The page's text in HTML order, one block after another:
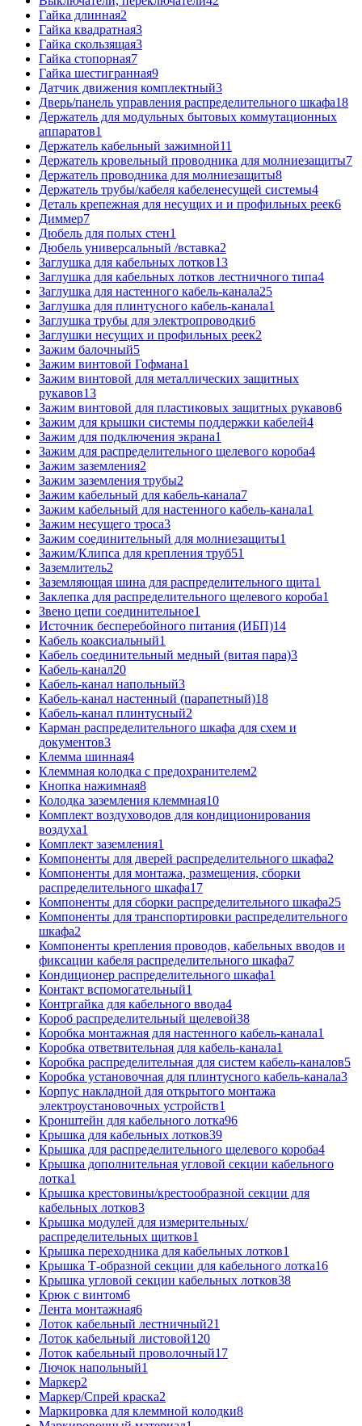
Гайка длинная2
Гайка квадратная3
Гайка скользящая3
Гайка стопорная7
Гайка шестигранная9
Датчик движения комплектный3
Дверь/панель управления распределительного шкафа18
Держатель для модульных бытовых коммутационных
аппаратов1
Держатель кабельный зажимной11
Держатель кровельный проводника для молниезащиты7
Держатель проводника для молниезащиты8
Держатель трубы/кабеля кабеленесущей системы4
Деталь крепежная для несущих и и профильных реек6
Диммер7
Дюбель для полых стен1
Дюбель универсальный /вставка2
Заглушка для кабельных лотков13
Заглушка для кабельных лотков лестничного типа4
Заглушка для настенного кабель-канала25
Заглушка для плинтусного кабель-канала1
Заглушка трубы для электропроводки6
Заглушки несущих и профильных реек2
Зажим балочный5
Зажим винтовой Гофмана1
Зажим винтовой для металлических защитных
рукавов13
Зажим винтовой для пластиковых защитных рукавов6
Зажим для крышки системы поддержки кабелей4
Зажим для подключения экрана1
Зажим для распределительного щелевого короба4
Зажим заземления2
Зажим заземления трубы2
Зажим кабельный для кабель-канала7
Зажим кабельный для настенного кабель-канала1
Зажим несущего троса3
Зажим соединительный для молниезащиты1
Зажим/Клипса для крепления труб51
Заземлитель2
Заземляющая шина для распределительного щита1
Заклепка для распределительного щелевого короба1
Звено цепи соединительное1
Источник бесперебойного питания (ИБП)14
Кабель коаксиальный1
Кабель соединительный медный (витая пара)3
Кабель-канал20
Кабель-канал напольный3
Кабель-канал настенный (парапетный)18
Кабель-канал плинтусный2
Карман распределительного шкафа для схем и
документов3
Клемма шинная4
Клеммная колодка с предохранителем2
Кнопка нажимная8
Колодка заземления клеммная10
Комплект воздуховодов для кондиционирования
воздуха1
Комплект заземления1
Компоненты для дверей распределительного шкафа2
Компоненты для монтажа, размещения, сборки
распределительного шкафа17
Компоненты для сборки распределительного шкафа25
Компоненты для транспортировки распределительного
шкафа2
Компоненты крепления проводов, кабельных вводов и
фиксации кабеля распределительного шкафа7
Кондиционер распределительного шкафа1
Контакт вспомогательный1
Контргайка для кабельного ввода4
Короб распределительный щелевой38
Коробка монтажная для настенного кабель-канала1
Коробка ответвительная для кабель-канала1
Коробка распределительная для систем кабель-каналов5
Коробка установочная для плинтусного кабель-канала3
Корпус накладной для открытого монтажа
электроустановочных устройств1
Кронштейн для кабельного лотка96
Крышка для кабельных лотков39
Крышка для распределительного щелевого короба4
Крышка дополнительная угловой секции кабельного
лотка1
Крышка крестовины/крестообразной секции для
кабельных лотков3
Крышка модулей для измерительных/
распределительных щитков1
Крышка переходника для кабельных лотков1
Крышка Т-образной секции для кабельного лотка16
Крышка угловой секции кабельных лотков38
Крюк с винтом6
Лента монтажная6
Лоток кабельный лестничный21
Лоток кабельный листовой120
Лоток кабельный проволочный17
Лючок напольный1
Маркер2
Маркер/Спрей краска2
Маркировка для клеммной колодки8